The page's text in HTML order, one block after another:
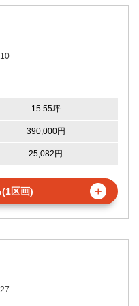
15.55坪
390,000円
25,082円
区画) ＋